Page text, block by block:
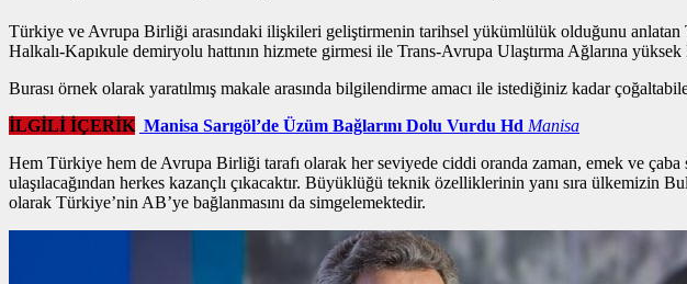
Türkiye ve Avrupa Birliği arasındaki ilişkileri geliştirmenin tarihsel yükümlülük olduğunu anlatan
Halkalı-Kapıkule demiryolu hattının hizmete girmesi ile Trans-Avrupa Ulaştırma Ağlarına
Burası örnek olarak yaratılmış makale arasında bilgilendirme amacı ile istediğiniz kadar
İLGİLİ İÇERİK Manisa Sarıgöl’de Üzüm Bağlarını Dolu Vurdu Hd Manisa
Hem Türkiye hem de Avrupa Birliği tarafı olarak her seviyede ciddi oranda zaman, emek ve çaba
ulaşılacağından herkes kazançlı çıkacaktır. Büyüklüğü teknik özelliklerinin yanı sıra ülkemizin
olarak Türkiye’nin AB’ye bağlanmasını da simgelemektedir.